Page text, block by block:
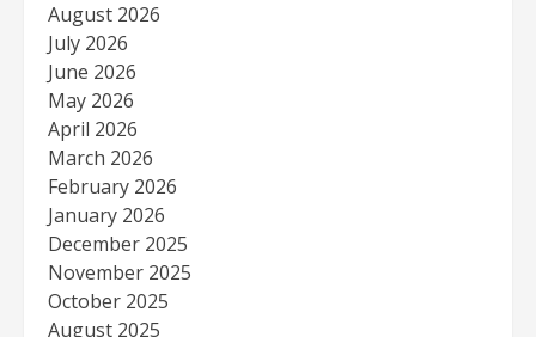
August 2026
July 2026
June 2026
May 2026
April 2026
March 2026
February 2026
January 2026
December 2025
November 2025
October 2025
August 2025